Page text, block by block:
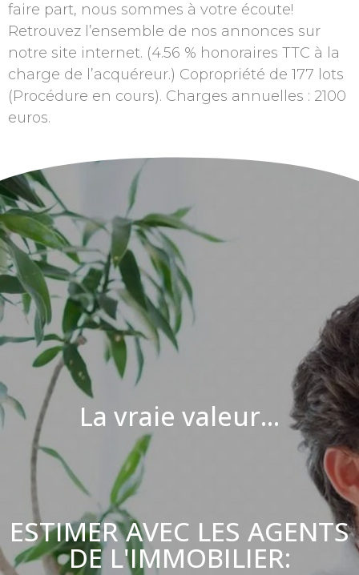
faire part, nous sommes à votre écoute!
Retrouvez l’ensemble de nos annonces sur
notre site internet. (4.56 % honoraires TTC à la
charge de l’acquéreur.) Copropriété de 177 lots
(Procédure en cours). Charges annuelles : 2100
euros.
La vraie valeur...
ESTIMER AVEC LES AGENTS
DE L'IMMOBILIER: